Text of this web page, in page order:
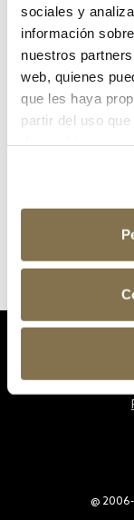
sociales y
información
nuestros
web, quienes
que les haya
partir del uso
¿Has olvidado tu
@